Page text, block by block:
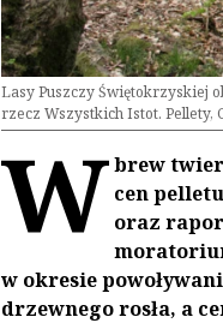
Lasy Puszczy Świętokrzyskiej
rzecz Wszystkich Istot. Pellety,
Wbrew
cen
oraz
w okresie
drzewnego rosła, a